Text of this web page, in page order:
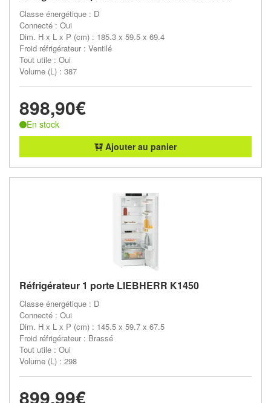
Classe énergétique : D
Connecté : Oui
Dim. H x L x P (cm) : 185.3 x 59.5 x 69.4
Froid réfrigérateur : Ventilé
Tout utile : Oui
Volume (L) : 387
898,90€
En stock
Ajouter au panier
Réfrigérateur 1 porte LIEBHERR K1450
Classe énergétique : D
Connecté : Oui
Dim. H x L x P (cm) : 145.5 x 59.7 x 67.5
Froid réfrigérateur : Brassé
Tout utile : Oui
Volume (L) : 298
899,99€